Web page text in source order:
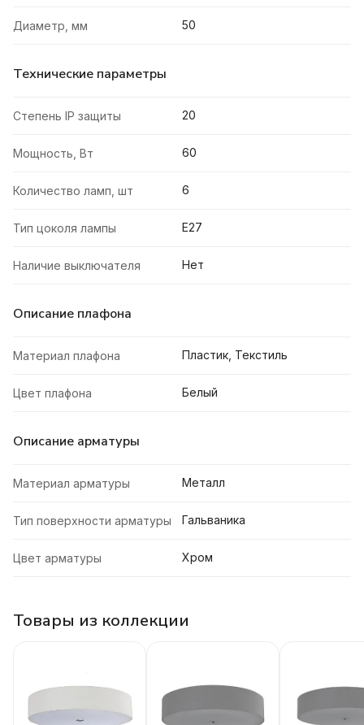
Диаметр, мм 50
Технические параметры
Степень IP защиты 20
Мощность, Вт 60
Количество ламп, шт 6
Тип цоколя лампы E27
Наличие выключателя Нет
Описание плафона
Материал плафона Пластик, Текстиль
Цвет плафона Белый
Описание арматуры
Материал арматуры Металл
Тип поверхности арматуры Гальваника
Цвет арматуры Хром
Товары из коллекции